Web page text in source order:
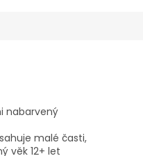
nabarvený
malé časti,
věk 12+ let